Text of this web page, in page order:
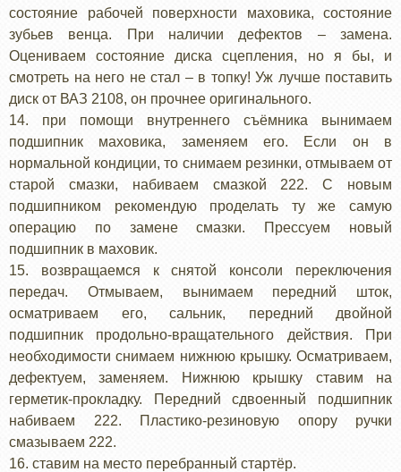
состояние рабочей поверхности маховика, состояние
зубьев венца. При наличии дефектов – замена.
Оцениваем состояние диска сцепления, но я бы, и
смотреть на него не стал – в топку! Уж лучше поставить
диск от ВАЗ 2108, он прочнее оригинального.
14. при помощи внутреннего съёмника вынимаем
подшипник маховика, заменяем его. Если он в
нормальной кондиции, то снимаем резинки, отмываем от
старой смазки, набиваем смазкой 222. С новым
подшипником рекомендую проделать ту же самую
операцию по замене смазки. Прессуем новый
подшипник в маховик.
15. возвращаемся к снятой консоли переключения
передач. Отмываем, вынимаем передний шток,
осматриваем его, сальник, передний двойной
подшипник продольно-вращательного действия. При
необходимости снимаем нижнюю крышку. Осматриваем,
дефектуем, заменяем. Нижнюю крышку ставим на
герметик-прокладку. Передний сдвоенный подшипник
набиваем 222. Пластико-резиновую опору ручки
смазываем 222.
16. ставим на место перебранный стартёр.